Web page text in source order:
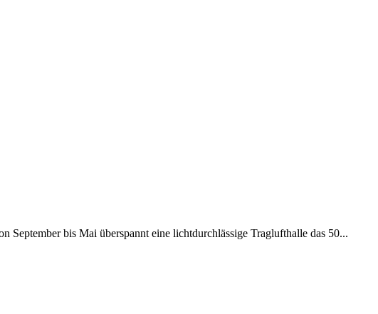
bis Mai überspannt eine lichtdurchlässige Traglufthalle das 50...